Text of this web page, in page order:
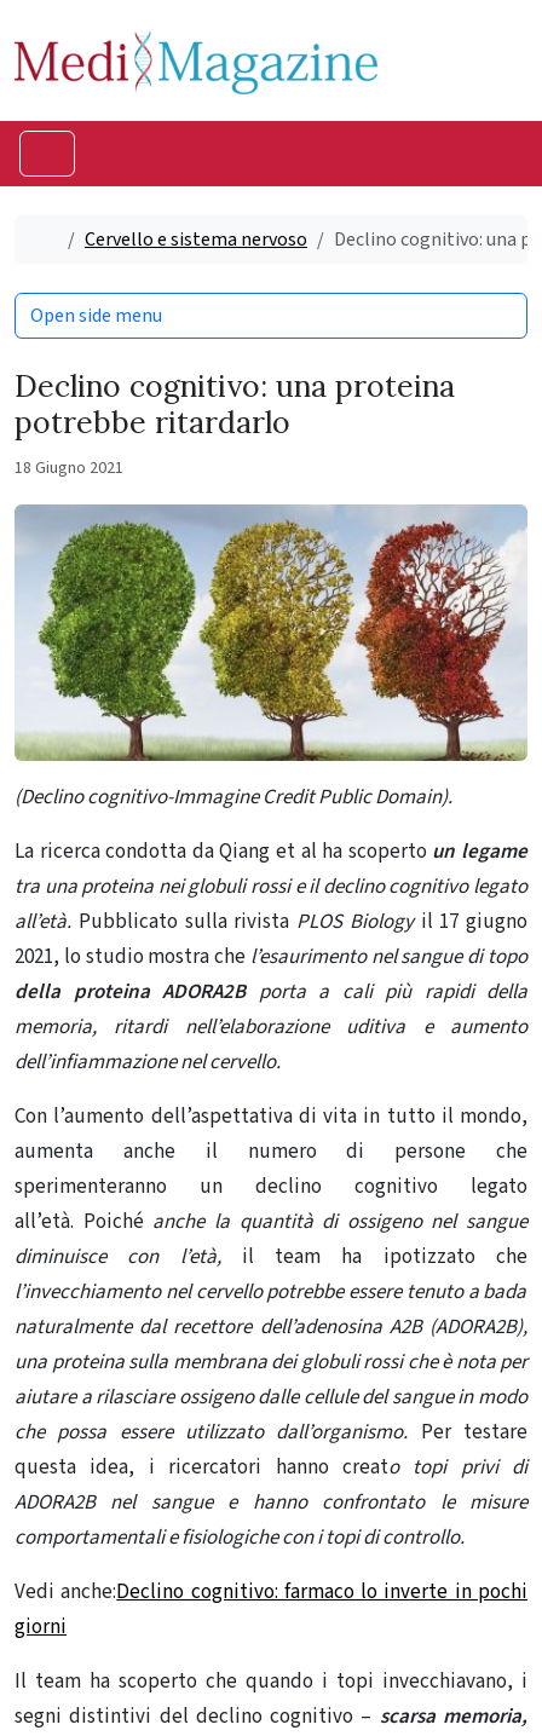
Home
Cervello e sistema nervoso Declino cognitivo: una
Declino cognitivo: una proteina
potrebbe ritardarlo
18 Giugno 2021
(Declino cognitivo-Immagine Credit Public Domain).
La ricerca condotta da Qiang et al ha scoperto un legame
tra una proteina nei globuli rossi e il declino cognitivo legato
all’età. Pubblicato sulla rivista PLOS Biologyil 17 giugno
2021, lo studio mostra che l’esaurimento nel sangue di topo
della proteina ADORA2Bporta a cali più rapidi della
memoria, ritardi nell’elaborazione uditiva e aumento
dell’infiammazione nel cervello.
Con l’aumento dell’aspettativa di vita in tutto il mondo,
aumenta anche il numero di persone che
sperimenteranno un declino cognitivo legato
all’età. Poiché anche la quantità di ossigeno nel sangue
diminuisce con l’età,il team ha ipotizzato che
l’invecchiamento nel cervello potrebbe essere tenuto a bada
naturalmente dal recettore dell’adenosina A2B (ADORA2B),
una proteina sulla membrana deiglobuli rossiche è nota per
aiutare a rilasciare ossigeno dalle cellule del sangue in modo
che possa essere utilizzato dall’organismo. Per testare
questa idea, i ricercatori hanno creato topi privi di
ADORA2B nel sangue e hanno confrontato le misure
comportamentali e fisiologiche con i topi di controllo.
Vedi anche:Declino cognitivo: farmaco lo inverte in pochi
giorni
Il team ha scoperto che quando i topi invecchiavano, i
segni distintivi del declino cognitivo – scarsa memoria,
Open side menu